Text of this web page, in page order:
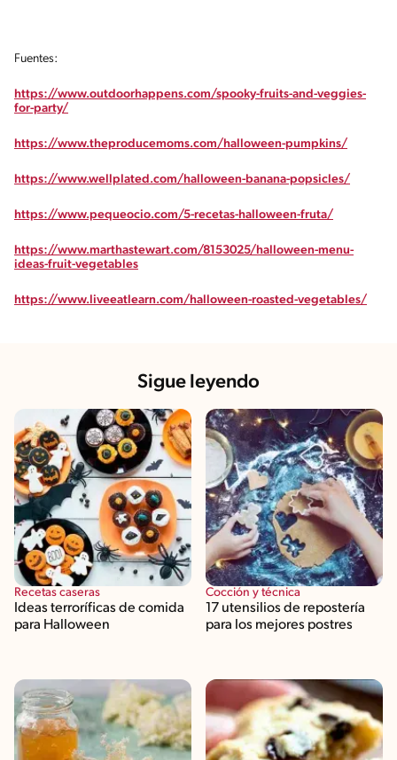
Fuentes:
https://www.outdoorhappens.com/spooky-fruits-and-veggies-
for-party/
https://www.theproducemoms.com/halloween-pumpkins/
https://www.wellplated.com/halloween-banana-popsicles/
https://www.pequeocio.com/5-recetas-halloween-fruta/
https://www.marthastewart.com/8153025/halloween-menu-
ideas-fruit-vegetables
https://www.liveeatlearn.com/halloween-roasted-vegetables/
Sigue leyendo
Recetas caseras
Ideas terroríficas de comida
para Halloween
Cocción y técnica
17 utensilios de repostería
para los mejores postres